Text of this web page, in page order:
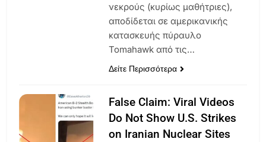
νεκρούς (κυρίως μαθήτριες),
αποδίδεται σε αμερικανικής
κατασκευής πύραυλο
Tomahawk από τις…
Δείτε Περισσότερα
False Claim: Viral Videos
Do Not Show U.S. Strikes
on Iranian Nuclear Sites